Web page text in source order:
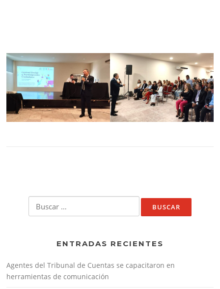
ENTRADAS RECIENTES
Agentes del Tribunal de Cuentas se capacitaron en
herramientas de comunicación